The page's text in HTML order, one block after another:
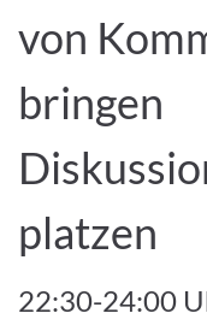
von
bringen
platzen
22:30-24:00